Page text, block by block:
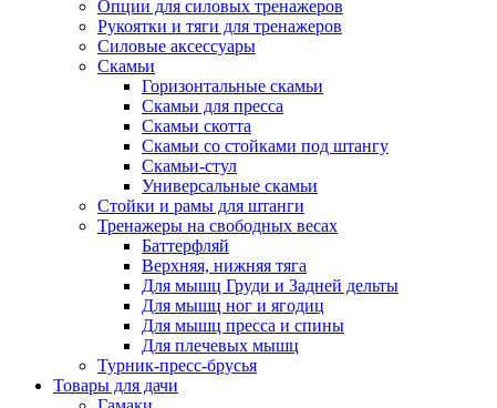
Опции для силовых тренажеров
Рукоятки и тяги для тренажеров
Силовые аксессуары
Скамьи
Горизонтальные скамьи
Скамьи для пресса
Скамьи скотта
Скамьи со стойками под штангу
Скамьи-стул
Универсальные скамьи
Стойки и рамы для штанги
Тренажеры на свободных весах
Баттерфляй
Верхняя, нижняя тяга
Для мышц Груди и Задней дельты
Для мышц ног и ягодиц
Для мышц пресса и спины
Для плечевых мышц
Турник-пресс-брусья
Товары для дачи